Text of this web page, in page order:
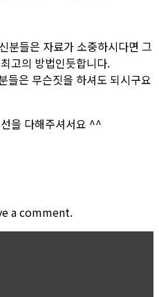
분들은 자료가 소중하시다면 그
고의 방법인듯합니다.
들은 무슨짓을 하셔도 되시구요
을 다해주셔서요 ^^
a comment.